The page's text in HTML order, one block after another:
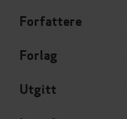
Forfattere
Forlag
Utgitt